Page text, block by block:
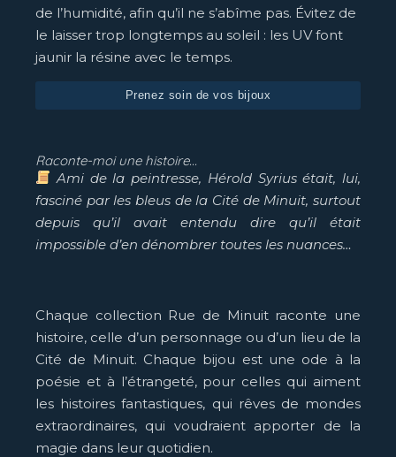
de l’humidité, afin qu’il ne s’abîme pas. Évitez de
le laisser trop longtemps au soleil : les UV font
jaunir la résine avec le temps.
Prenez soin de vos bijoux
Raconte-moi une histoire...
Ami de la peintresse, Hérold Syrius était, lui,
fasciné par les bleus de la Cité de Minuit, surtout
depuis qu’il avait entendu dire qu’il était
impossible d’en dénombrer toutes les nuances…
Chaque collection Rue de Minuit raconte une
histoire, celle d’un personnage ou d’un lieu de la
Cité de Minuit. Chaque bijou est une ode à la
poésie et à l’étrangeté, pour celles qui aiment
les histoires fantastiques, qui rêves de mondes
extraordinaires, qui voudraient apporter de la
magie dans leur quotidien.